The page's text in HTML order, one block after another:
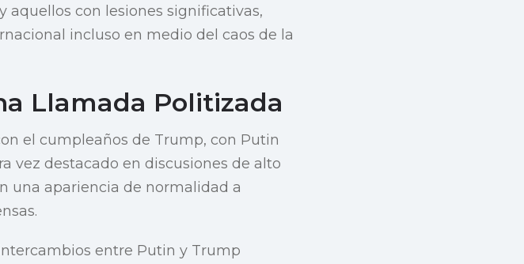
con lesiones significativas,
incluso en medio del caos de la
Llamada Politizada
el cumpleaños de Trump, con Putin
vez destacado en discusiones de alto
una apariencia de normalidad a
entre Putin y Trump